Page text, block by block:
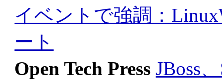
イベントで強調：
ート
Open Tech Press JBoss